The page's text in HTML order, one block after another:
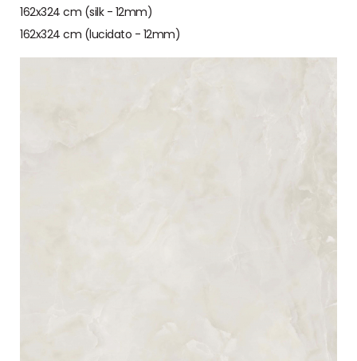
162x324 cm (silk - 12mm)
162x324 cm (lucidato - 12mm)